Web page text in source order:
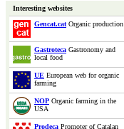
Interesting websites
Gencat.catOrganic production
Gastroteca Gastronomy and
local food
UE European web for organic
farming
NOP Organic farming in the
USA
Prodeca Promoter of Catalan